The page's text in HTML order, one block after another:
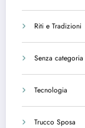
Riti e Tradizioni
Senza categoria
Tecnologia
Trucco Sposa